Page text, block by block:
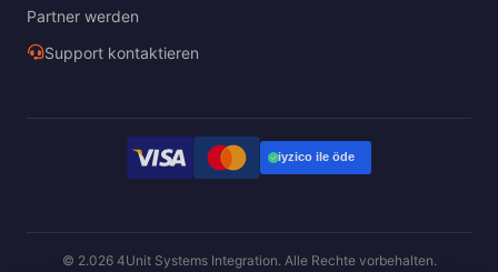
Partner werden
Support kontaktieren
© 2.026 4Unit Systems Integration. Alle Rechte vorbehalten.